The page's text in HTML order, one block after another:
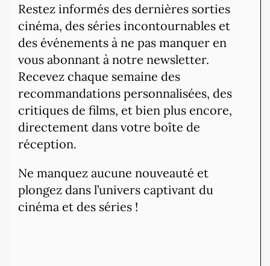
Restez informés des dernières sorties
cinéma, des séries incontournables et
des événements à ne pas manquer en
vous abonnant à notre newsletter.
Recevez chaque semaine des
recommandations personnalisées, des
critiques de films, et bien plus encore,
directement dans votre boîte de
réception.
Ne manquez aucune nouveauté et
plongez dans l’univers captivant du
cinéma et des séries !